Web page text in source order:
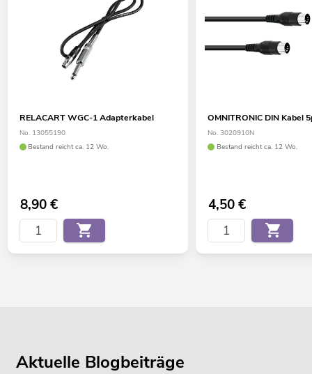
RELACART WGC-1 Adapterkabel
No. 13055190
Bestand reicht ca. 12 Wo.
8,90€
OMNITRONIC DIN Kabel
No. 3020910N
Bestand reicht ca. 12 Wo.
4,50€
Aktuelle Blogbeiträge